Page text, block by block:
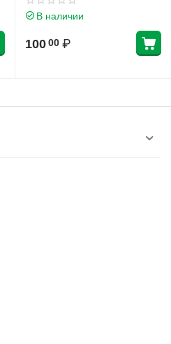
Стандарт 55989
В наличии
100 00 ₽